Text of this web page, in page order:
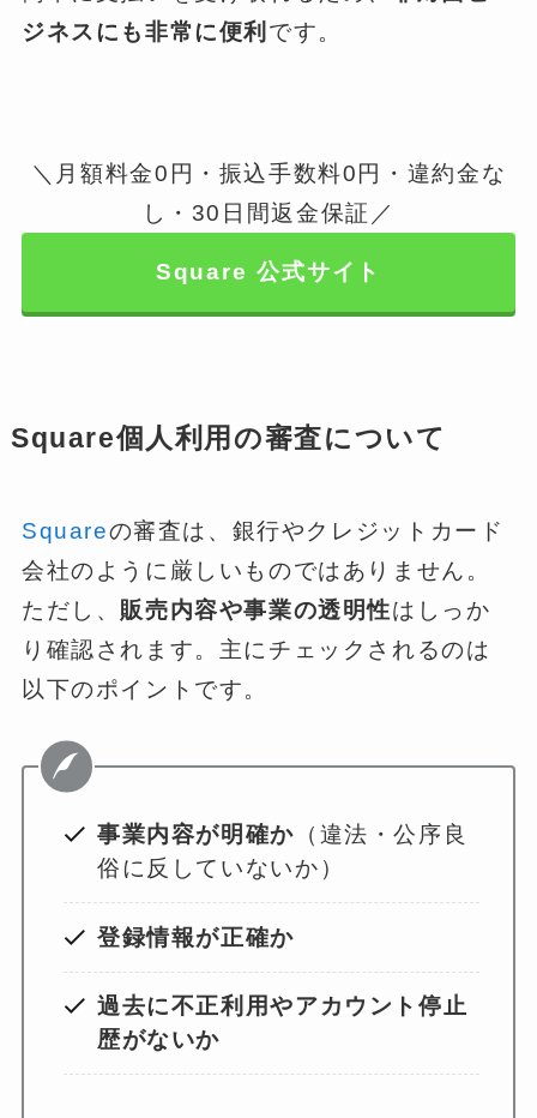
ジネスにも非常に便利 です。
＼月額料金0円・振込手数料0円・違約金な
し・30日間返金保証／
Square 公式サイト
Square個人利用の審査について
Squareの審査は、銀行やクレジットカード
会社のように厳しいものではありません。
ただし、 販売内容や事業の透明性はしっか
り確認されます。主にチェックされるのは
以下のポイントです。
事業内容が明確か （違法・公序良
俗に反していないか）
登録情報が正確か
過去に不正利用やアカウント停止
歴がないか